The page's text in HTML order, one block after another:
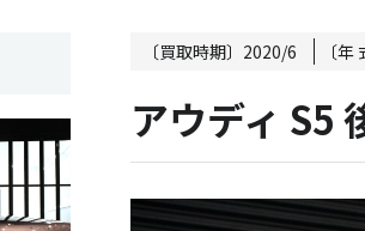
〔買取時期〕 2020/6 〔年
アウディ S5